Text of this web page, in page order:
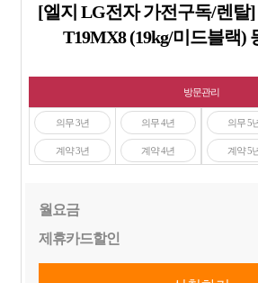
[엘지 LG전자 가전구독/렌탈]
T19MX8 (19kg/미드블랙)
방문관리
의무 3년
계약 3년
의무 4년
계약 4년
의무 5
계약 5
월요금
제휴카드할인